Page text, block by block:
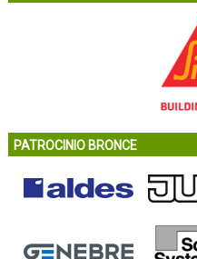
PATROCINIO BRONCE